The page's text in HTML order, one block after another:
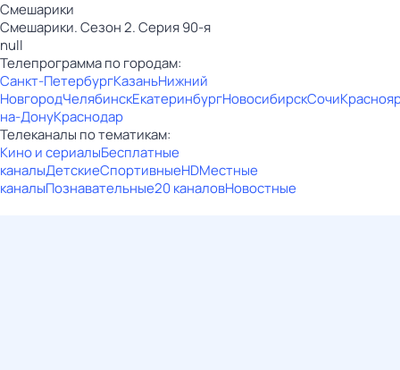
Смешарики
Смешарики. Сезон 2. Серия 90-я
null
Телепрограмма по городам:
Санкт-ПетербургКазаньНижний
НовгородЧелябинскЕкатеринбургНовосибирскСочи
на-ДонуКраснодар
Телеканалы по тематикам:
Кино и сериалыБесплатные
каналыДетскиеСпортивныеHDМестные
каналыПознавательные20 каналовНовостные